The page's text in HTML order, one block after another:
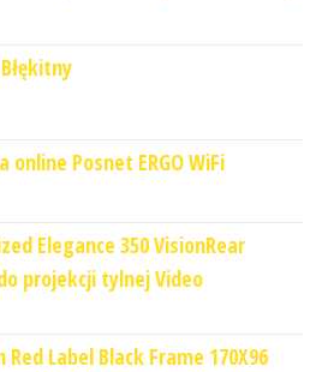
online Posnet ERGO WiFi
Elegance 350 VisionRear
projekcji tylnej Video
Red Label Black Frame 170X96